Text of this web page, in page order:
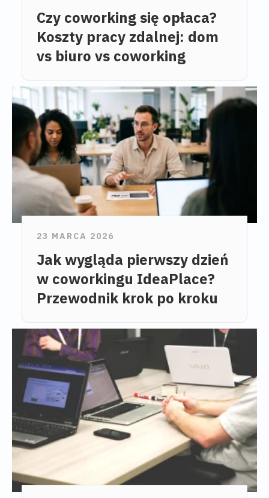
Czy coworking się opłaca?
Koszty pracy zdalnej: dom
vs biuro vs coworking
23 MARCA 2026
Jak wygląda pierwszy dzień
w coworkingu IdeaPlace?
Przewodnik krok po kroku